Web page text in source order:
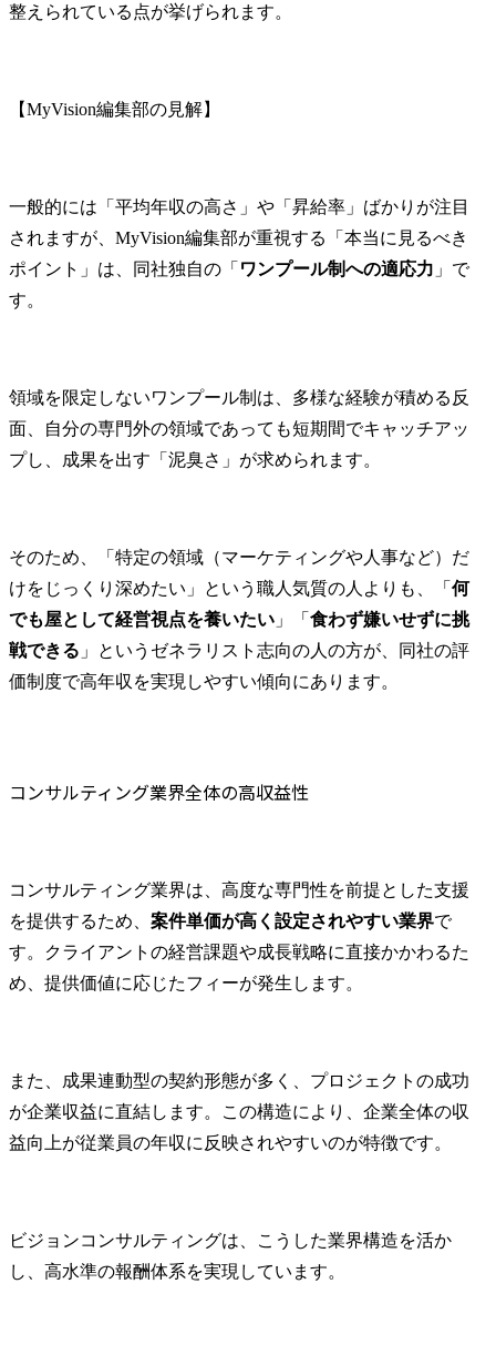
整えられている点が挙げられます。
【MyVision編集部の見解】
一般的には「平均年収の高さ」や「昇給率」ばかりが注目
されますが、MyVision編集部が重視する「本当に見るべき
ポイント」は、同社独自の「 ワンプール制への適応力 」で
す。
領域を限定しないワンプール制は、多様な経験が積める反
面、自分の専門外の領域であっても短期間でキャッチアッ
プし、成果を出す「泥臭さ」が求められます。
そのため、「特定の領域（マーケティングや人事など）だ
けをじっくり深めたい」という職人気質の人よりも、「 何
でも屋として経営視点を養いたい 」「 食わず嫌いせずに挑
戦できる 」というゼネラリスト志向の人の方が、同社の評
価制度で高年収を実現しやすい傾向にあります。
コンサルティング業界全体の高収益性
コンサルティング業界は、高度な専門性を前提とした支援
を提供するため、 案件単価が高く設定されやすい業界で
す。クライアントの経営課題や成長戦略に直接かかわるた
め、提供価値に応じたフィーが発生します。
また、成果連動型の契約形態が多く、プロジェクトの成功
が企業収益に直結します。この構造により、企業全体の収
益向上が従業員の年収に反映されやすいのが特徴です。
ビジョンコンサルティングは、こうした業界構造を活か
し、高水準の報酬体系を実現しています。